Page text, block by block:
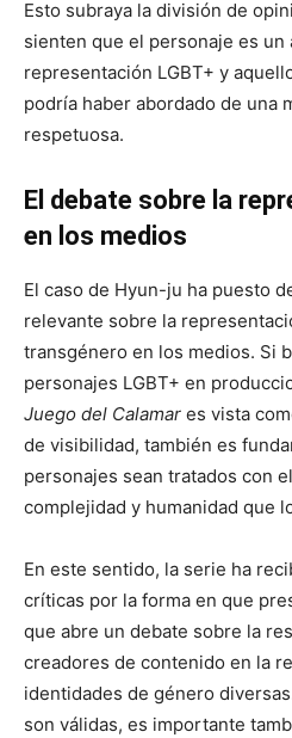
Esto subraya la división de
sienten que el personaje es un
representación LGBT+ y
podría haber abordado de una
respetuosa.
El debate sobre la
en los medios
El caso de Hyun-ju ha puesto
relevante sobre la
transgénero en los medios. Si
personajes LGBT+ en
Juego del Calamar es vista
de visibilidad, también es
personajes sean tratados con
complejidad y humanidad que
En este sentido, la serie ha
críticas por la forma en que
que abre un debate sobre la
creadores de contenido en la
identidades de género
son válidas, es importante